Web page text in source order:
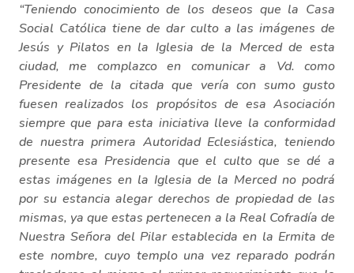
“Teniendo conocimiento de los deseos que la Casa
Social Católica tiene de dar culto a las imágenes de
Jesús y Pilatos en la Iglesia de la Merced de esta
ciudad, me complazco en comunicar a Vd. como
Presidente de la citada que vería con sumo gusto
fuesen realizados los propósitos de esa Asociación
siempre que para esta iniciativa lleve la conformidad
de nuestra primera Autoridad Eclesiástica, teniendo
presente esa Presidencia que el culto que se dé a
estas imágenes en la Iglesia de la Merced no podrá
por su estancia alegar derechos de propiedad de las
mismas, ya que estas pertenecen a la Real Cofradía de
Nuestra Señora del Pilar establecida en la Ermita de
este nombre, cuyo templo una vez reparado podrán